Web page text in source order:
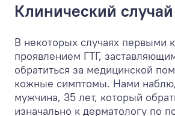
Клинический
В некоторых случаях первыми
проявлением ГТГ,
обратиться за медицинской
кожные симптомы. Нами
мужчина, 35 лет, который
изначально к дерматологу по